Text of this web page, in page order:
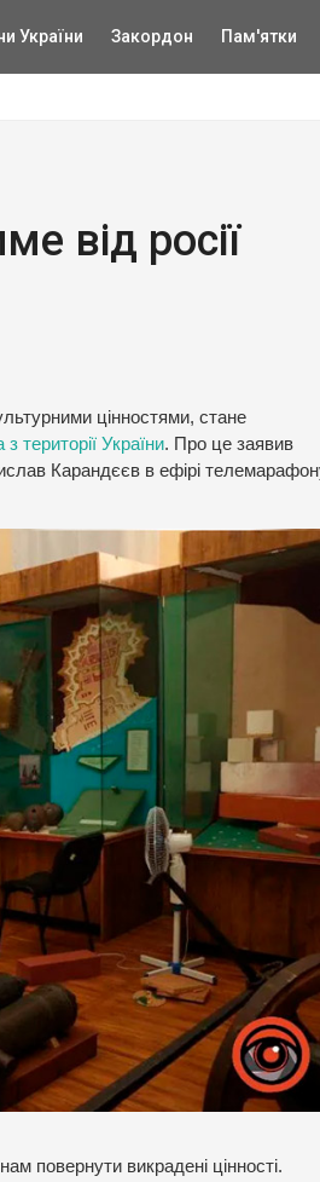
України Закордон Пам'ятки
від росії
цінностями, стане
території України. Про це заявив
Карандєєв в ефірі
повернути викрадені цінності.